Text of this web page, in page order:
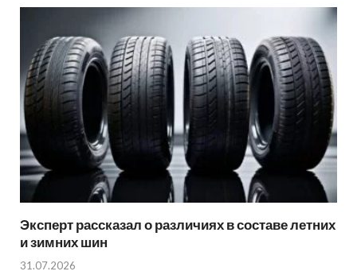
Эксперт рассказал о различиях в составе летних
и зимних шин
31.07.2026